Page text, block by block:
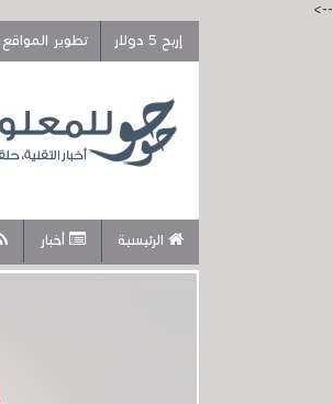
-->
إربح 5 دولار
تطوير المواقع
الرئيسية أخبار